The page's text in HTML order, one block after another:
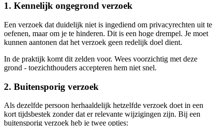
1. Kennelijk ongegrond verzoek
Een verzoek dat duidelijk niet is ingediend om privacyrechten uit te
oefenen, maar om je te hinderen. Dit is een hoge drempel. Je moet
kunnen aantonen dat het verzoek geen redelijk doel dient.
In de praktijk komt dit zelden voor. Wees voorzichtig met deze
grond - toezichthouders accepteren hem niet snel.
2. Buitensporig verzoek
Als dezelfde persoon herhaaldelijk hetzelfde verzoek doet in een
kort tijdsbestek zonder dat er relevante wijzigingen zijn. Bij een
buitensporig verzoek heb je twee opties: